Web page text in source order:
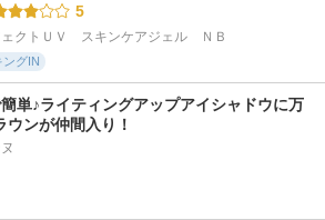
5
クトＵＶ　スキンケアジェル　ＮＢ
ングIN
単♪ライティングアップアイシャドウに万
ウンが仲間入り！